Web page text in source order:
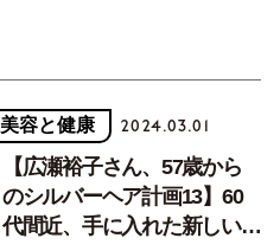
美容と健康 2024.03.01
【広瀬裕子さん、57歳から
のシルバーヘア計画13】60
代間近、手に入れた新しい価